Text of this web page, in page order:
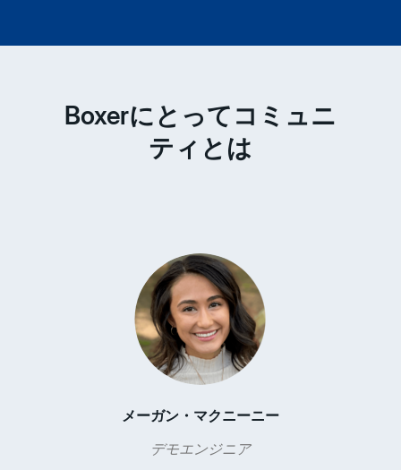
Boxerにとってコミュニ
ティとは
メーガン・マクニーニー
デモエンジニア